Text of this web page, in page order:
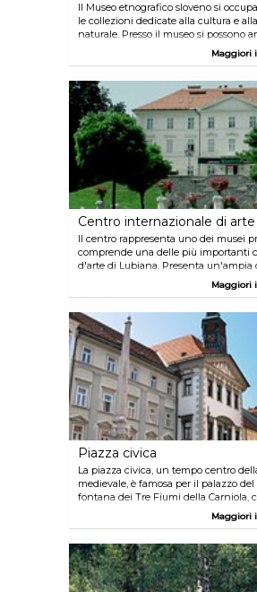
Il Museo etnografico sloveno si
le collezioni dedicate alla cultura e
naturale. Presso il museo si possono
oggetti appartenenti alla cultura
slovena e internazionale. La missione
antenati nelle diverse epoche
Maggiori
Centro internazionale di
Il centro rappresenta uno dei musei
comprende una delle più importanti
d'arte di Lubiana. Presenta un'ampia
collettiva di opere di grafica e di arte
museo ospita inoltre la Biennale
internazionali di grafica, organizzata
volta nel 1955.
Maggiori
Piazza civica
La piazza civica, un tempo centro
medievale, è famosa per il palazzo
fontana dei Tre Fiumi della Carniola,
1743 e il 1751 dall'artista barocco
palazzo del Municipio è stato
barocco. Ogni sabato alle 13.00
tour guidati del palazzo del Municipio.
Maggiori